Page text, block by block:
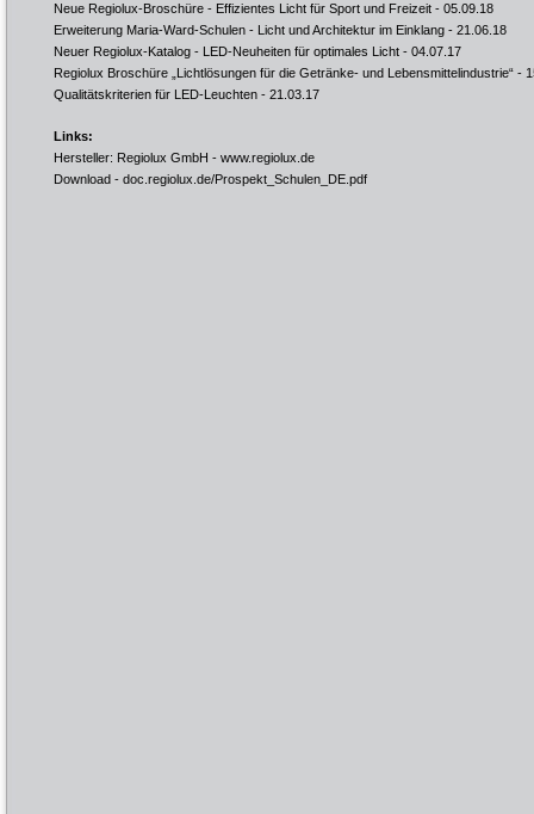
Neue Regiolux-Broschüre - Effizientes Licht für Sport und Freizeit - 05.09.18
Erweiterung Maria-Ward-Schulen - Licht und Architektur im Einklang - 21.06.18
Neuer Regiolux-Katalog - LED-Neuheiten für optimales Licht - 04.07.17
Regiolux Broschüre „Lichtlösungen für die Getränke- und Lebensmittelindustrie“ -
Qualitätskriterien für LED-Leuchten - 21.03.17
Links:
Hersteller: Regiolux GmbH - www.regiolux.de
Download - doc.regiolux.de/Prospekt_Schulen_DE.pdf